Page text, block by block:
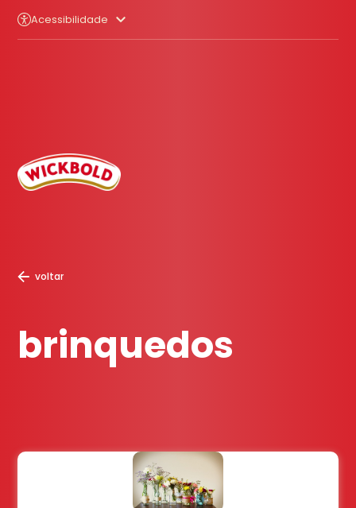
Acessibilidade
voltar
brinquedos